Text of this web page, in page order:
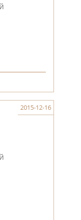
2015-12-16